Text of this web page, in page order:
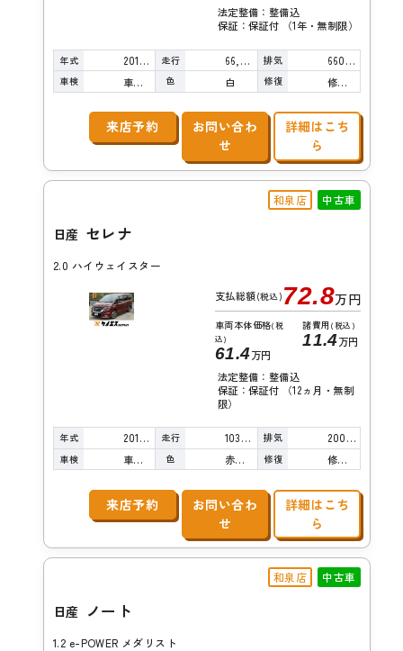
法定整備：整備込
保証：保証付 （1年・無制限）
年式 2019年 走行 66,000km 排気 660cc
車検 車検整備付 色 白 修復 修復歴無し
来店予約
お問い合わ
せ
詳細はこち
ら
和泉店 中古車
日産 セレナ
2.0 ハイウェイスター
支払総額(税込) 72.8万円
車両本体価格(税
込)
61.4万円
諸費用 (税込)
11.4万円
法定整備：整備込
保証：保証付 （12ヵ月・無制
限）
年式 2016年 走行 103,000km 排気 2000cc
車検 車検整備付 色 赤真珠 修復 修復歴無し
来店予約
お問い合わ
せ
詳細はこち
ら
和泉店 中古車
日産 ノート
1.2 e-POWER メダリスト